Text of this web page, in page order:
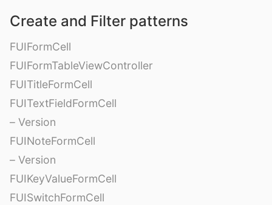
Create and Filter patterns
FUIFormCell
FUIFormTableViewController
FUITitleFormCell
FUITextFieldFormCell
– Version
FUINoteFormCell
– Version
FUIKeyValueFormCell
FUISwitchFormCell